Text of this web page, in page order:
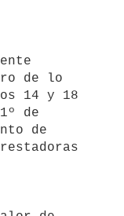
de lo
14 y 18
de
de